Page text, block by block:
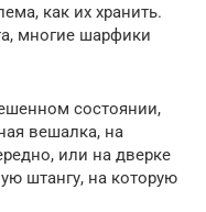
как их хранить.
многие шарфики
состоянии,
вешалка, на
или на дверке
штангу, на которую